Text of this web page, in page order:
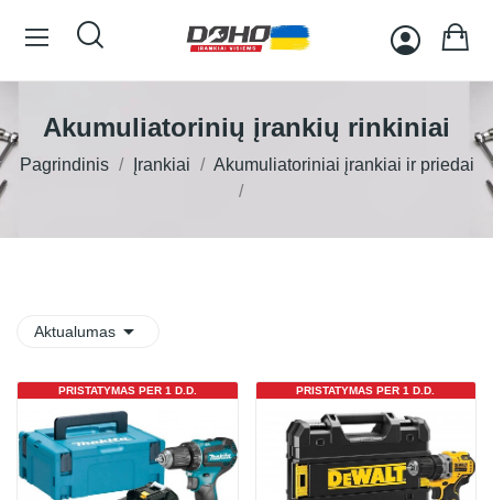
Akumuliatorinių įrankių rinkiniai
Pagrindinis Įrankiai Akumuliatoriniai įrankiai ir priedai
Aktualumas 
PRISTATYMAS PER 1 D.D. PRISTATYMAS PER 1 D.D.